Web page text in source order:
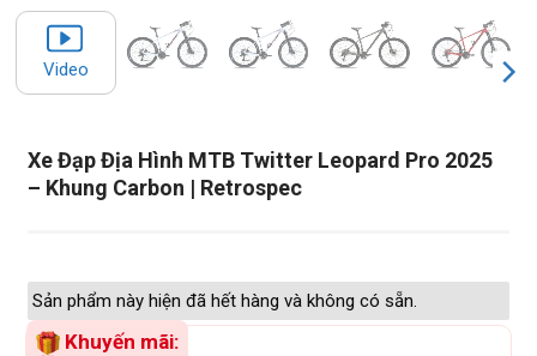
Xe Đạp Địa Hình MTB Twitter Leopard Pro 2025
– Khung Carbon | Retrospec
Video
Sản phẩm này hiện đã hết hàng và không có sẵn.
Khuyến mãi: